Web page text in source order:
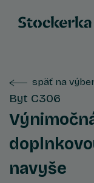
späť na
Byt C306
navyše